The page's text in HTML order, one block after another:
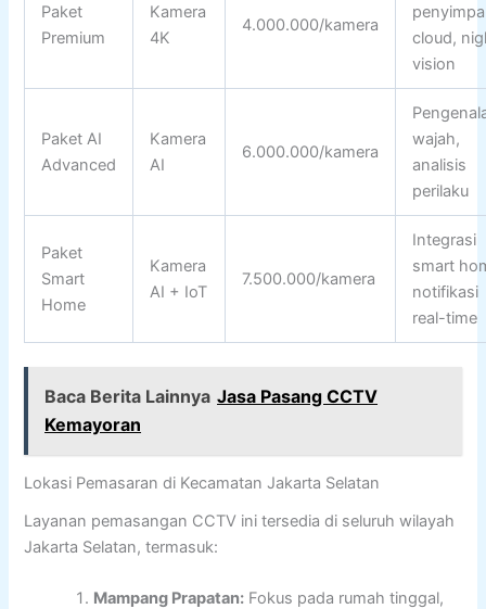
Paket
Premium
Kamera
4K
4.000.000/kamera
cloud,
vision
Paket AI
Advanced
Kamera
AI
6.000.000/kamera
wajah,
analisis
perilaku
Paket
Smart
Home
Kamera
AI + IoT
7.500.000/kamera
Integrasi
smart
notifikasi
real-time
Baca Berita Lainnya Jasa Pasang CCTV
Kemayoran
Lokasi Pemasaran di Kecamatan Jakarta Selatan
Layanan pemasangan CCTV ini tersedia di seluruh wilayah
Jakarta Selatan, termasuk:
Mampang Prapatan: Fokus pada rumah tinggal,